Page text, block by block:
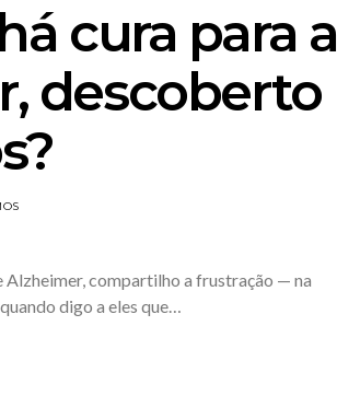
cura para a
descoberto
Alzheimer, compartilho a frustração — na
digo a eles que…